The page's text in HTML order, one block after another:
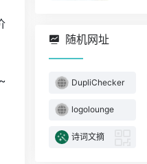
随机网址
DupliChecker
logolounge
诗词文摘